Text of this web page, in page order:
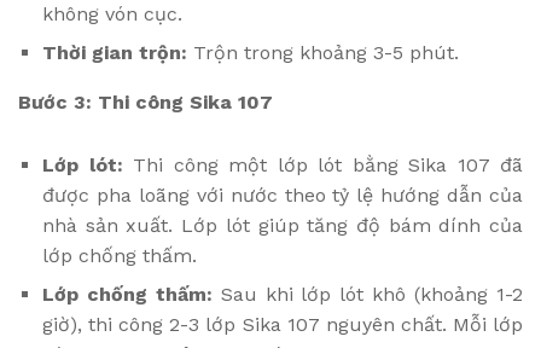
không vón cục.
Thời gian trộn: Trộn trong khoảng 3-5 phút.
Bước 3: Thi công Sika 107
Lớp lót: Thi công một lớp lót bằng Sika 107 đã
được pha loãng với nước theo tỷ lệ hướng dẫn của
nhà sản xuất. Lớp lót giúp tăng độ bám dính của
lớp chống thấm.
Lớp chống thấm: Sau khi lớp lót khô (khoảng 1-2
giờ), thi công 2-3 lớp Sika 107 nguyên chất. Mỗi lớp